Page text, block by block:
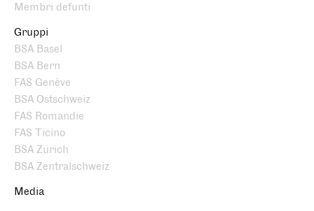
Membri defunti
Gruppi
BSA Basel
BSA Bern
FAS Genève
BSA Ostschweiz
FAS Romandie
FAS Ticino
BSA Zürich
BSA Zentralschweiz
Media